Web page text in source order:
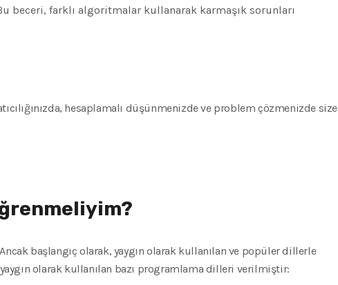
beceri, farklı algoritmalar kullanarak karmaşık sorunları
hesaplamalı düşünmenizde ve problem çözmenizde size
başlangıç olarak, yaygın olarak kullanılan ve popüler dillerle
olarak kullanılan bazı programlama dilleri verilmiştir: